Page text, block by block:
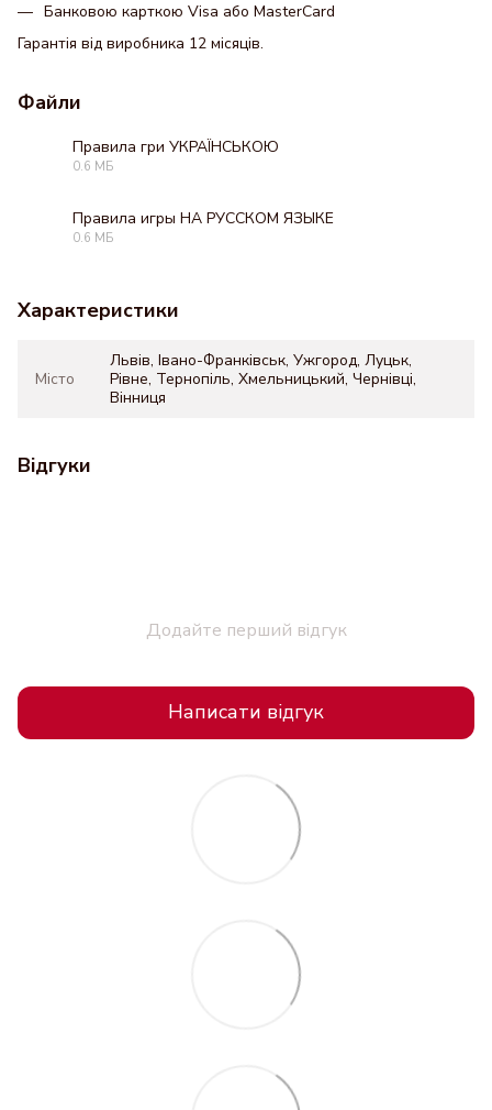
Банковою карткою Visa або MasterCard
Гарантія від виробника 12 місяців.
Файли
Правила гри УКРАЇНСЬКОЮ
0.6 МБ
Правила игры НА РУССКОМ ЯЗЫКЕ
0.6 МБ
Характеристики
Місто
Львів, Івано-Франківськ, Ужгород, Луцьк,
Рівне, Тернопіль, Хмельницький, Чернівці,
Вінниця
Відгуки
Додайте перший відгук
Написати відгук